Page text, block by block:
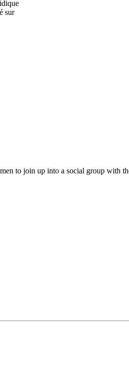
sur
to join up into a social group with